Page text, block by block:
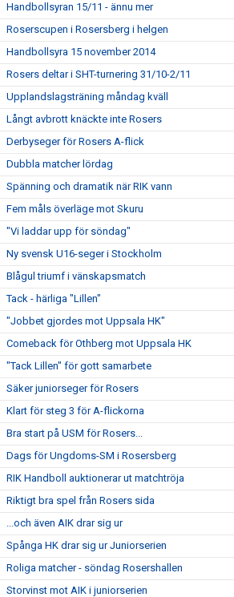
Handbollsyran 15/11 - ännu mer
Roserscupen i Rosersberg i helgen
Handbollsyra 15 november 2014
Rosers deltar i SHT-turnering 31/10-2/11
Upplandslagsträning måndag kväll
Långt avbrott knäckte inte Rosers
Derbyseger för Rosers A-flick
Dubbla matcher lördag
Spänning och dramatik när RIK vann
Fem måls överläge mot Skuru
"Vi laddar upp för söndag"
Ny svensk U16-seger i Stockholm
Blågul triumf i vänskapsmatch
Tack - härliga "Lillen"
"Jobbet gjordes mot Uppsala HK"
Comeback för Othberg mot Uppsala HK
"Tack Lillen" för gott samarbete
Säker juniorseger för Rosers
Klart för steg 3 för A-flickorna
Bra start på USM för Rosers...
Dags för Ungdoms-SM i Rosersberg
RIK Handboll auktionerar ut matchtröja
Riktigt bra spel från Rosers sida
...och även AIK drar sig ur
Spånga HK drar sig ur Juniorserien
Roliga matcher - söndag Rosershallen
Storvinst mot AIK i juniorserien